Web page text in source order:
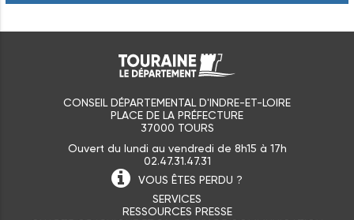
CONSEIL DÉPARTEMENTAL D'INDRE-ET-LOIRE
PLACE DE LA PRÉFECTURE
37000 TOURS
Ouvert du lundi au vendredi de 8h15 à 17h
02.47.31.47.31
VOUS ÊTES PERDU ?
SERVICES
RESSOURCES PRESSE